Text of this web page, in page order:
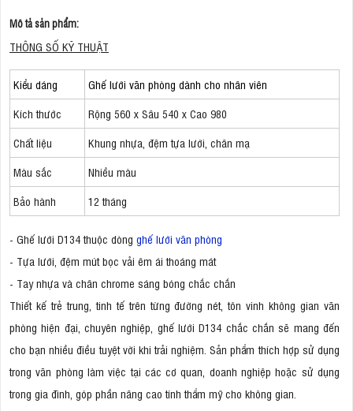
Mô tả sản phẩm:
THÔNG SỐ KỸ THUẬT
Kiểu dáng
Ghế lưới văn phòng dành cho nhân viên
Kích thước
Rộng 560 x Sâu 540 x Cao 980
Chất liệu
Khung nhựa, đệm tựa lưới, chân mạ
Màu sắc
Nhiều màu
Bảo hành
12 tháng
- Ghế lưới D134 thuộc dòng ghế lưới văn phòng
- Tựa lưới, đệm mút bọc vải êm ái thoáng mát
- Tay nhựa và chân chrome sáng bóng chắc chắn
Thiết kế trẻ trung, tinh tế trên từng đường nét, tôn vinh không gian văn
phòng hiện đại, chuyên nghiệp, ghế lưới D134 chắc chắn sẽ mang đến
cho bạn nhiều điều tuyệt vời khi trải nghiệm. Sản phẩm thích hợp sử dụng
trong văn phòng làm việc tại các cơ quan, doanh nghiệp hoặc sử dụng
trong gia đình, góp phần nâng cao tính thẩm mỹ cho không gian.